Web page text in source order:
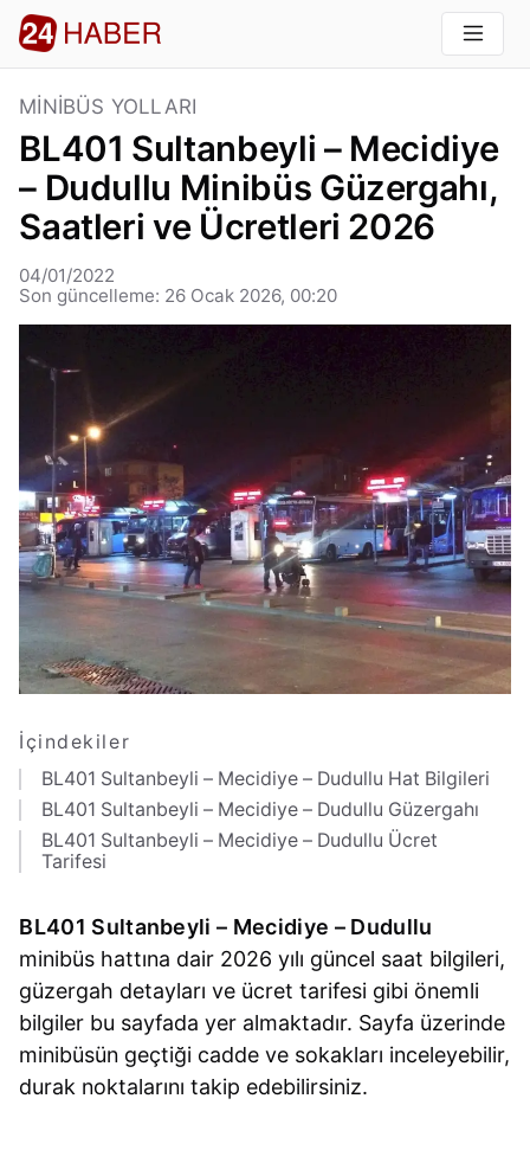
MINIBÜS YOLLARI
BL401 Sultanbeyli – Mecidiye
– Dudullu Minibüs Güzergahı,
Saatleri ve Ücretleri 2026
04/01/2022
Son güncelleme: 26 Ocak 2026, 00:20
İçindekiler
BL401 Sultanbeyli – Mecidiye – Dudullu Hat Bilgileri
BL401 Sultanbeyli – Mecidiye – Dudullu Güzergahı
BL401 Sultanbeyli – Mecidiye – Dudullu Ücret
Tarifesi
BL401 Sultanbeyli – Mecidiye – Dudullu
minibüs hattına dair 2026 yılı güncel saat bilgileri,
güzergah detayları ve ücret tarifesi gibi önemli
bilgiler bu sayfada yer almaktadır. Sayfa üzerinde
minibüsün geçtiği cadde ve sokakları inceleyebilir,
durak noktalarını takip edebilirsiniz.